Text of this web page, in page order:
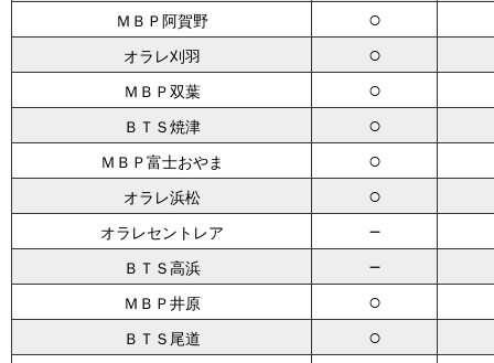
ＭＢＰ阿賀野 ○
オラレ刈羽 ○
ＭＢＰ双葉 ○
ＢＴＳ焼津 ○
ＭＢＰ富士おやま ○
オラレ浜松 ○
オラレセントレア －
ＢＴＳ高浜 －
ＭＢＰ井原 ○
ＢＴＳ尾道 ○